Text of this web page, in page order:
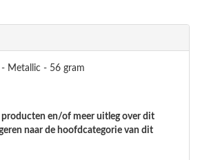
Metallic - 56 gram
en/of meer uitleg over dit
naar de hoofdcategorie van dit